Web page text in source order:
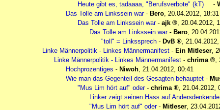
Heute gibt es, tadaaaa, "Berufsverbote" (kT)
-
Das Tolle am Linkssein war- Bero, 20.04.2012, 18:31
Das Tolle am Linkssein war- ajk , 20.04.2012,
Das Tolle am Linkssein war- Bero,
"toll" = Linkssprech - DvB ,
Linke Männerpolitik - Linkes Männermanifest - Ein Mitleser,
Linke Männerpolitik - Linkes Männermanifest - chrima ,
Hochprozentiges - Niwoh, 21.04.2012, 00:41
Wie man das Gegenteil des Gesagten behauptet -
"Mus Lim hört auf" oder- chrima , 21.04.2012,
Linker zeigt seinen Hass auf
"Mus Lim hört auf" oder- Mitleser,